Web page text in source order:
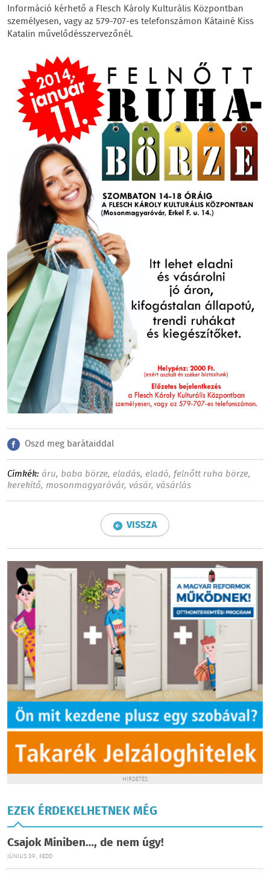
Információ kérhető a Flesch Károly Kulturális Központban
személyesen, vagy az 579-707-es telefonszámon Kátainé Kiss
Katalin művelődésszervezőnél.
Oszd meg barátaiddal
Címkék: áru, baba börze, eladás, eladó,felnőtt ruha börze,
kerekítő, mosonmagyaróvár, vásár, vásárlás
VISSZA
HIRDETÉS
EZEK ÉRDEKELHETNEK MÉG
Csajok Miniben…, de nem úgy!
JÚNIUS 09., KEDD